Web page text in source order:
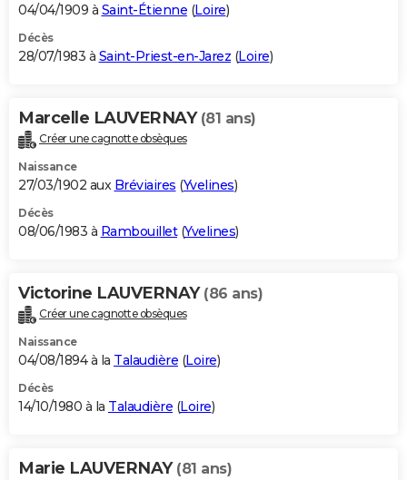
04/04/1909 à Saint-Étienne (Loire)
Décès
28/07/1983 à Saint-Priest-en-Jarez (Loire)
Marcelle LAUVERNAY (81 ans)
Créer une cagnotte obsèques
Naissance
27/03/1902 aux Bréviaires (Yvelines)
Décès
08/06/1983 à Rambouillet(Yvelines)
Victorine LAUVERNAY (86 ans)
Créer une cagnotte obsèques
Naissance
04/08/1894 à la Talaudière (Loire)
Décès
14/10/1980 à la Talaudière (Loire)
Marie LAUVERNAY (81 ans)